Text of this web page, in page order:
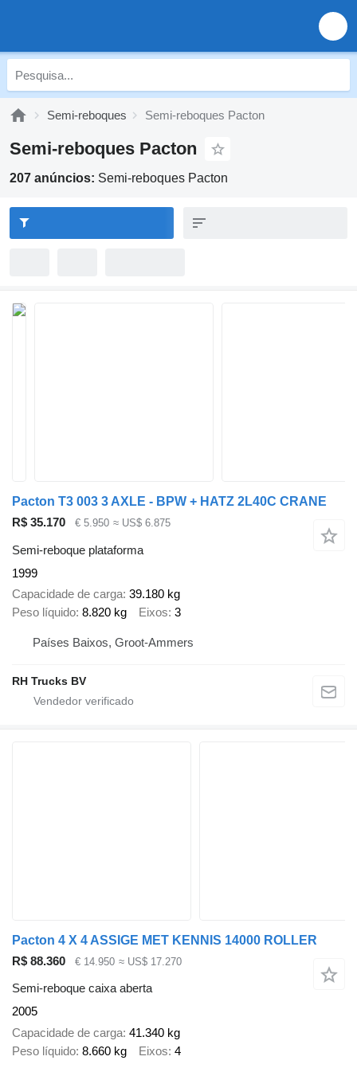
Semi-reboques Semi-reboques Pacton
Semi-reboques Pacton
207 anúncios: Semi-reboques Pacton
Pacton T3 003 3 AXLE - BPW + HATZ 2L40C CRANE
R$ 35.170
€ 5.950 ≈ US$ 6.875
Semi-reboque plataforma
1999
Capacidade de carga 39.180 kg
Peso líquido 8.820 kg Eixos 3
Países Baixos, Groot-Ammers
RH Trucks BV
Pacton 4 X 4 ASSIGE MET KENNIS 14000 ROLLER
R$ 88.360
€ 14.950 ≈ US$ 17.270
Semi-reboque caixa aberta
2005
Capacidade de carga 41.340 kg
Peso líquido 8.660 kg Eixos 4